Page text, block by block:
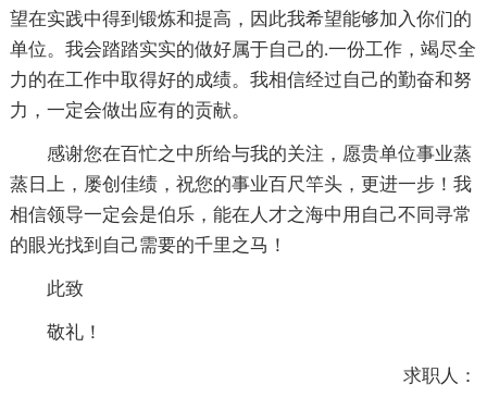
望在实践中得到锻炼和提高，因此我希望能够加入你们的
单位。我会踏踏实实的做好属于自己的.一份工作，竭尽全
力的在工作中取得好的成绩。我相信经过自己的勤奋和努
力，一定会做出应有的贡献。
感谢您在百忙之中所给与我的关注，愿贵单位事业蒸
蒸日上，屡创佳绩，祝您的事业百尺竿头，更进一步！我
相信领导一定会是伯乐，能在人才之海中用自己不同寻常
的眼光找到自己需要的千里之马！
此致
敬礼！
求职人：